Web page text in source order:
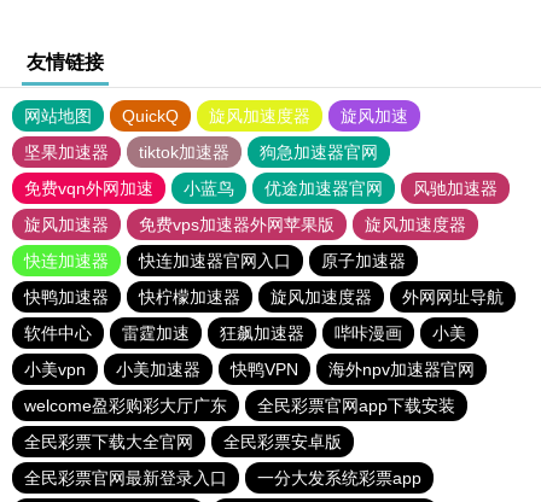
友情链接
网站地图 QuickQ 旋风加速度器
旋风加速
坚果加速器
tiktok加速器
狗急加速器官网
免费vqn外网加速
小蓝鸟 优途加速器官网
风驰加速器
旋风加速器
免费vps加速器外网苹果版
旋风加速度器
快连加速器
快连加速器官网入口
原子加速器
快鸭加速器
快柠檬加速器 旋风加速度器
外网网址导航
软件中心
雷霆加速 狂飙加速器 哔咔漫画
小美
小美vpn
小美加速器 快鸭VPN
海外npv加速器官网
welcome盈彩购彩大厅广东
全民彩票官网app下载安装
全民彩票下载大全官网
全民彩票安卓版
全民彩票官网最新登录入口
一分大发系统彩票app